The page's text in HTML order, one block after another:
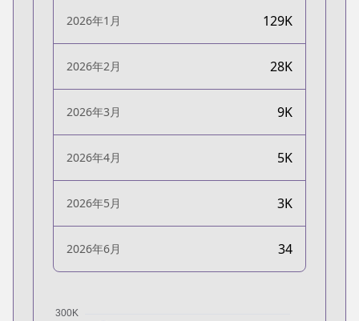
2026年1月 129K
2026年2月 28K
2026年3月 9K
2026年4月 5K
2026年5月 3K
2026年6月 34